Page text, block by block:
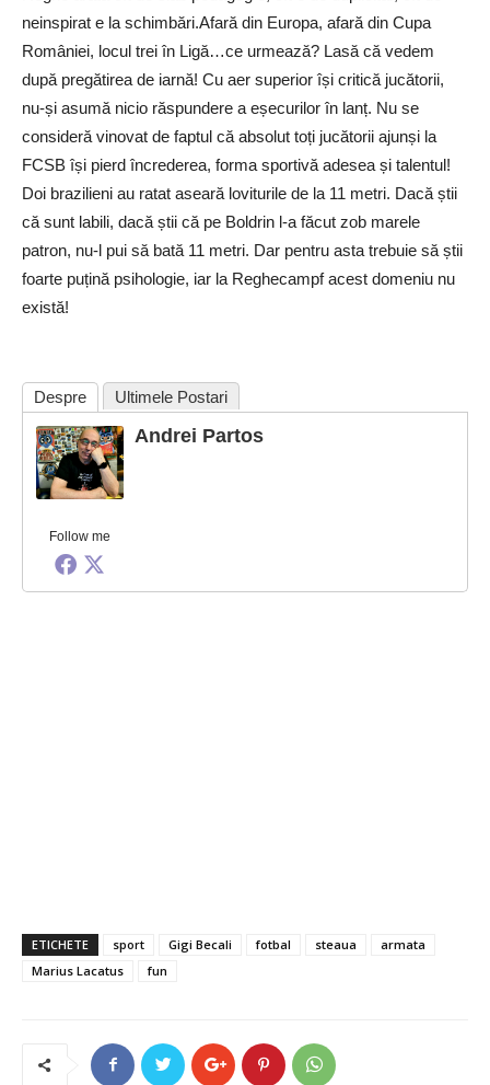
neinspirat e la schimbări.Afară din Europa, afară din Cupa
României, locul trei în Ligă…ce urmează? Lasă că vedem
după pregătirea de iarnă! Cu aer superior își critică jucătorii,
nu-și asumă nicio răspundere a eșecurilor în lanț. Nu se
consideră vinovat de faptul că absolut toți jucătorii ajunși la
FCSB își pierd încrederea, forma sportivă adesea și talentul!
Doi brazilieni au ratat aseară loviturile de la 11 metri. Dacă știi
că sunt labili, dacă știi că pe Boldrin l-a făcut zob marele
patron, nu-l pui să bată 11 metri. Dar pentru asta trebuie să știi
foarte puțină psihologie, iar la Reghecampf acest domeniu nu
există!
Despre Ultimele Postari
Follow me
Andrei Partos
ETICHETE sport Gigi Becali fotbal steaua
armata
Marius Lacatus
fun